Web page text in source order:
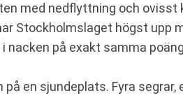
med nedflyttning och ovisst
Stockholmslaget högst upp
nacken på exakt samma
en sjundeplats. Fyra segrar,